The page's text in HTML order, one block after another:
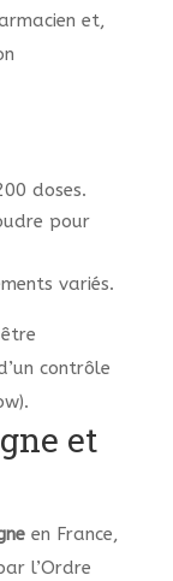
et,
doses.
pour
variés.
contrôle
et
en France,
l’Ordre